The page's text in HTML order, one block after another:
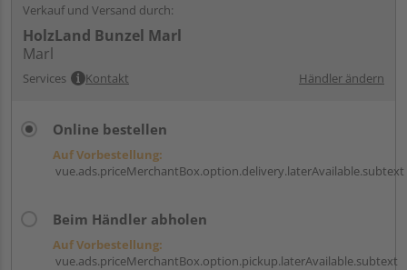
Verkauf und Versand durch:
HolzLand Bunzel Marl
Marl
Services Kontakt Händler ändern
Online bestellen
Auf Vorbestellung:
vue.ads.priceMerchantBox.option.delivery.laterAvailable.subtext
Beim Händler abholen
Auf Vorbestellung:
vue.ads.priceMerchantBox.option.pickup.laterAvailable.subtext